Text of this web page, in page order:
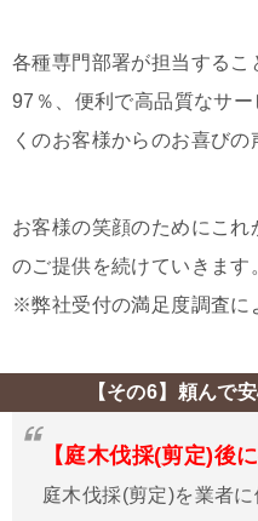
各種専門部署が担当する
97％、便利で高品質なサ
くのお客様からのお喜びの
お客様の笑顔のためにこ
のご提供を続けていきます
※弊社受付の満足度調査に
【その6】頼んで
【庭木伐採(剪定)後
庭木伐採(剪定)を業者